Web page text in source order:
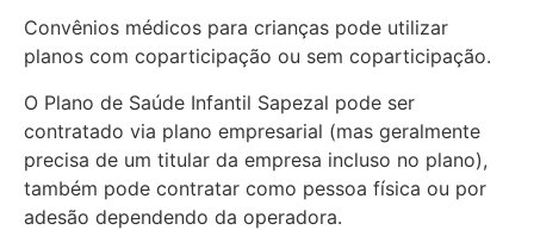
Convênios médicos para crianças pode utilizar
planos com coparticipação ou sem coparticipação.
O Plano de Saúde Infantil Sapezal pode ser
contratado via plano empresarial (mas geralmente
precisa de um titular da empresa incluso no plano),
também pode contratar como pessoa física ou por
adesão dependendo da operadora.